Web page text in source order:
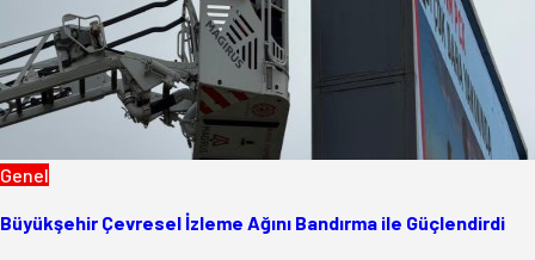
Genel
Büyükşehir Çevresel İzleme Ağını Bandırma ile Güçlendirdi